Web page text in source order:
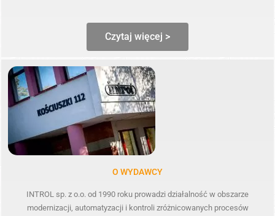
Czytaj więcej >
O WYDAWCY
INTROL sp. z o.o. od 1990 roku prowadzi działalność w obszarze
modernizacji, automatyzacji i kontroli zróżnicowanych procesów